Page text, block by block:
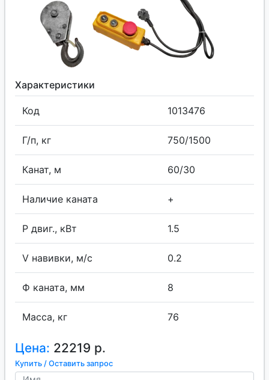
Характеристики
Код 1013476
Г/п, кг 750/1500
Канат, м 60/30
Наличие каната +
P двиг., кВт 1.5
V навивки, м/с 0.2
Ф каната, мм 8
Масса, кг 76
Цена: 22219 р.
Купить / Оставить запрос